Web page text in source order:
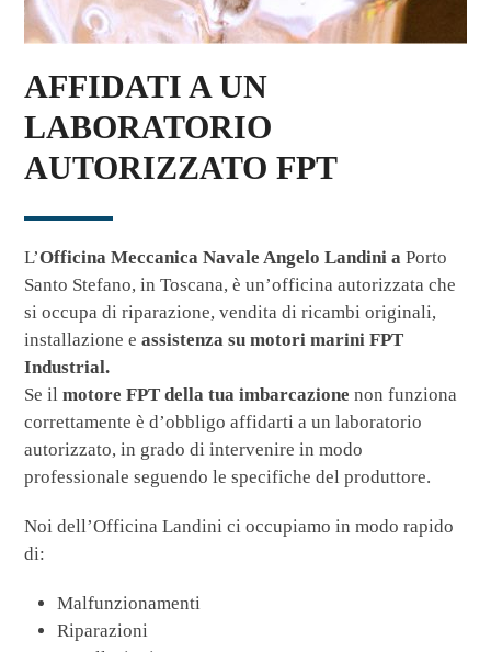
AFFIDATI A UN
LABORATORIO
AUTORIZZATO FPT
L’Officina Meccanica Navale Angelo Landini aPorto
Santo Stefano, in Toscana, è un’officina autorizzata che
si occupa di riparazione, vendita di ricambi originali,
installazione eassistenza su motori marini FPT
Industrial.
Se ilmotore FPT della tua imbarcazione non funziona
correttamente è d’obbligo affidarti a un laboratorio
autorizzato, in grado di intervenire in modo
professionale seguendo le specifiche del produttore.
Noi dell’Officina Landini ci occupiamo in modo rapido
di:
Malfunzionamenti
Riparazioni